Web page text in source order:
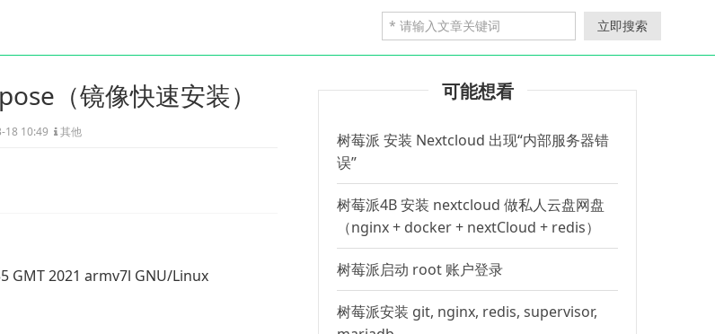
立即搜索
（镜像快速安装）
18 10:49 其他
GMT 2021 armv7l GNU/Linux
可能想看
树莓派 安装 Nextcloud 出现“内部服务器错
误”
树莓派4B 安装 nextcloud 做私人云盘网盘
（nginx + docker + nextCloud + redis）
树莓派启动 root 账户登录
树莓派安装 git, nginx, redis, supervisor,